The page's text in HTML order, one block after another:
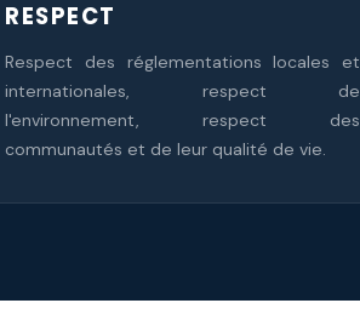
RESPECT
Respect des réglementations locales et
internationales, respect de
l'environnement, respect des
communautés et de leur qualité de vie.